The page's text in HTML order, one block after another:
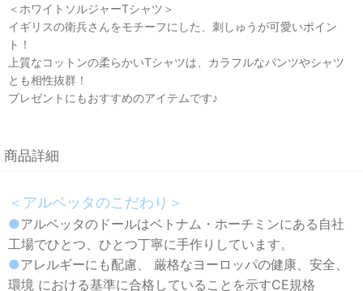
＜ホワイトソルジャーTシャツ＞
イギリスの衛兵さんをモチーフにした、刺しゅうが可愛いポイン
ト！
上質なコットンの柔らかいTシャツは、カラフルなパンツやシャツ
とも相性抜群！
プレゼントにもおすすめのアイテムです♪
商品詳細
＜アルベッタのこだわり＞
●アルベッタのドールはベトナム・ホーチミンにある自社
工場でひとつ、ひとつ丁寧に手作りしています。
●アレルギーにも配慮、 厳格なヨーロッパの健康、安全、
環境 における基準に合格していることを示すCE規格